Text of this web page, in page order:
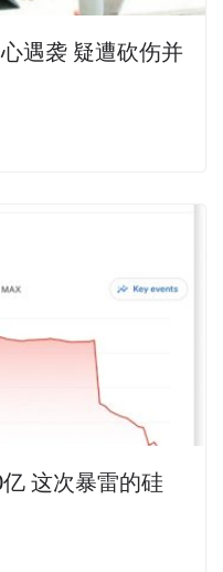
遇袭 疑遭砍伤并
这次暴雷的硅